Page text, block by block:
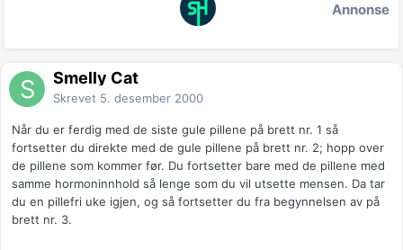
Annonse
Smelly Cat
Skrevet 5. desember 2000
Når du er ferdig med de siste gule pillene på brett nr. 1 så
fortsetter du direkte med de gule pillene på brett nr. 2; hopp over
de pillene som kommer før. Du fortsetter bare med de pillene med
samme hormoninnhold så lenge som du vil utsette mensen. Da tar
du en pillefri uke igjen, og så fortsetter du fra begynnelsen av på
brett nr. 3.